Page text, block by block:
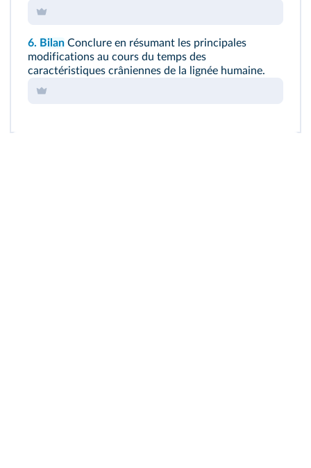
6. Bilan Conclure en résumant les principales
modifications au cours du temps des
caractéristiques crâniennes de la lignée humaine.